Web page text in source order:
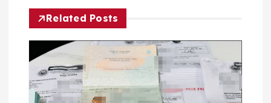
航Related Posts